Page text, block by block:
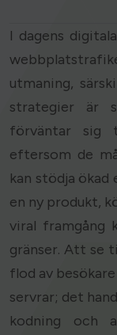
I dagens
utmaning,
strategier är
förväntar sig
eftersom de
kan stödja
en ny produkt,
viral framgång
gränser. Att se
flod av
servrar; det
kodning och